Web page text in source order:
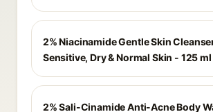
2% Niacinamide Gentle Skin
Sensitive, Dry & Normal Skin - 125 ml
2% Sali-Cinamide Anti-Acne Body